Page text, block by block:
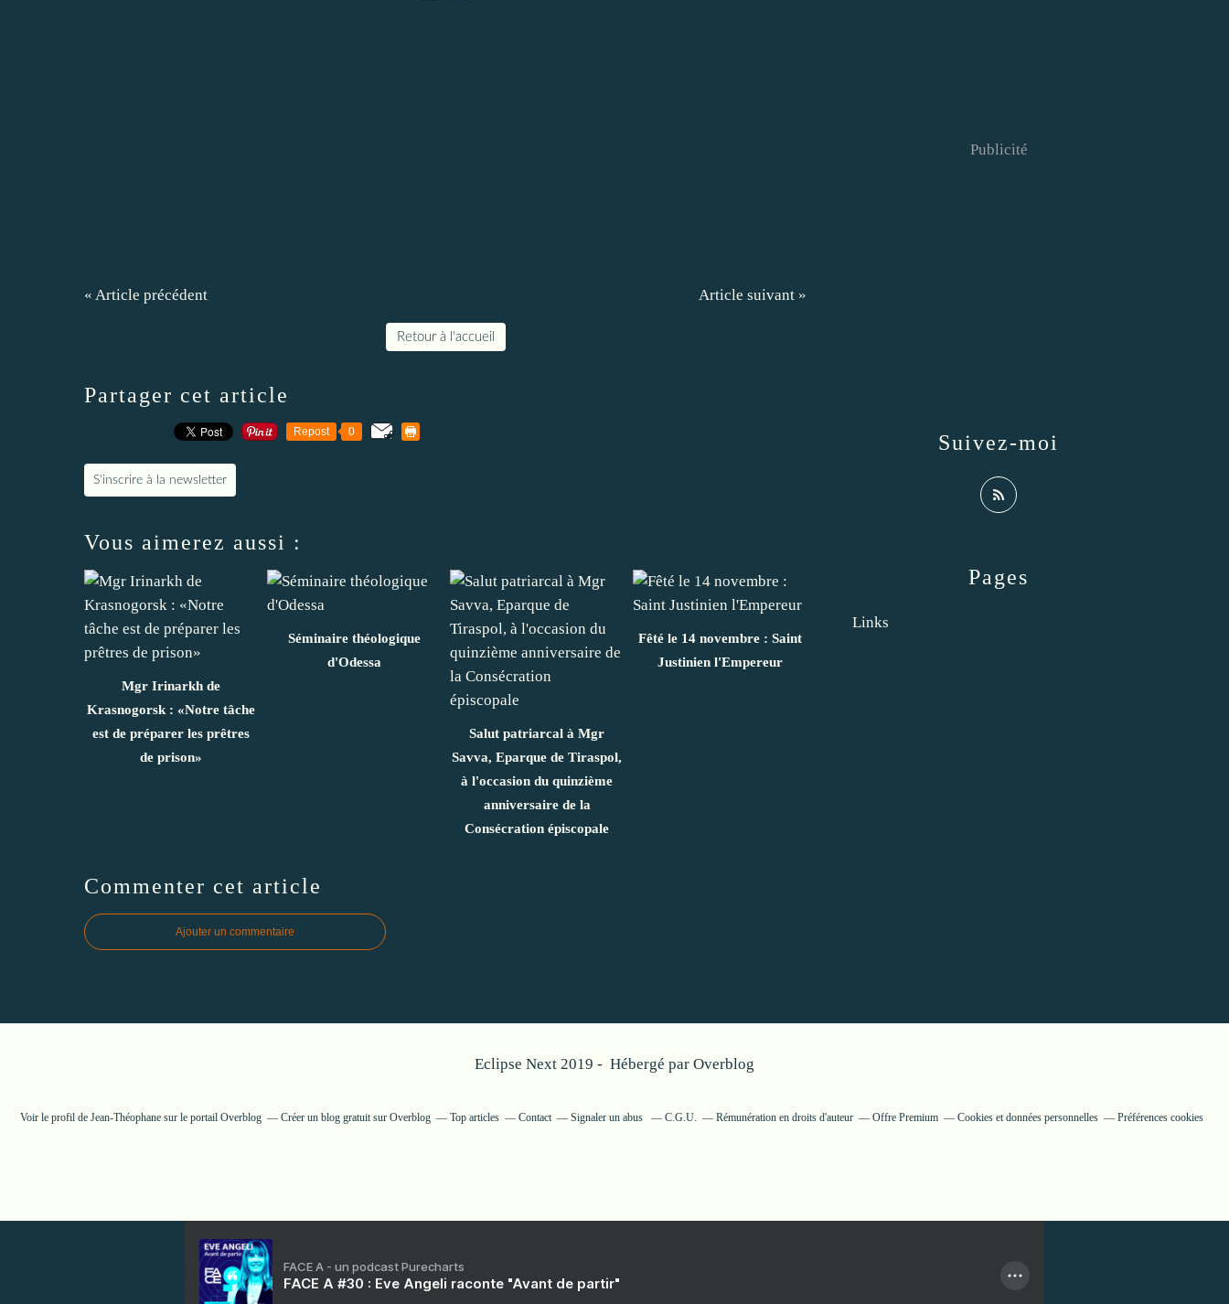
« Article précédent Article suivant »
Retour à l'accueil
Partager cet article
Repost 0
S'inscrire à la newsletter
Vous aimerez aussi :
Mgr Irinarkh de
Krasnogorsk : «Notre tâche
est de préparer les prêtres
de prison»
Séminaire théologique
d'Odessa
Salut patriarcal à Mgr
Savva, Eparque de Tiraspol,
à l'occasion du quinzième
anniversaire de la
Consécration épiscopale
Fêté le 14 novembre : Saint
Justinien l'Empereur
Commenter cet article
Ajouter un commentaire
Pages
Links
Suivez-moi
Publicité
Eclipse Next 2019 - Hébergé par Overblog
Voir le profil de Jean-Théophane sur le portail Overblog Créer un blog gratuit sur Overblog Top articles Contact Signaler un abus C.G.U. Rémunération en droits d'auteur Offre Premium Cookies et données personnelles Préférences cookies
FACE A - un podcast Purecharts
FACE A #30 : Eve Angeli raconte "Avant de partir"